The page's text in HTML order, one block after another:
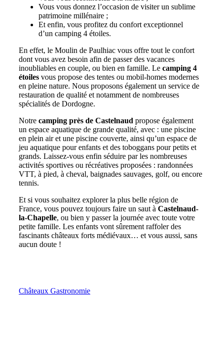
Vous vous donnez l’occasion de visiter un sublime
patrimoine millénaire ;
Et enfin, vous profitez du confort exceptionnel
d’un camping 4 étoiles.
En effet, le Moulin de Paulhiac vous offre tout le confort
dont vous avez besoin afin de passer des vacances
inoubliables en couple, ou bien en famille. Le camping 4
étoiles vous propose des tentes ou mobil-homes modernes
en pleine nature. Nous proposons également un service de
restauration de qualité et notamment de nombreuses
spécialités de Dordogne.
Notre camping près de Castelnaud propose également
un espace aquatique de grande qualité, avec : une piscine
en plein air et une piscine couverte, ainsi qu’un espace de
jeu aquatique pour enfants et des toboggans pour petits et
grands. Laissez-vous enfin séduire par les nombreuses
activités sportives ou récréatives proposées : randonnées
VTT, à pied, à cheval, baignades sauvages, golf, ou encore
tennis.
Et si vous souhaitez explorer la plus belle région de
France, vous pouvez toujours faire un saut à Castelnaud-
la-Chapelle, ou bien y passer la journée avec toute votre
petite famille. Les enfants vont sûrement raffoler des
fascinants châteaux forts médiévaux… et vous aussi, sans
aucun doute !
Châteaux Gastronomie